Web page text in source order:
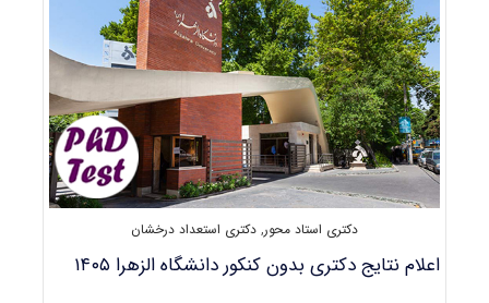
دکتری استاد محور, دکتری استعداد درخشان
اعلام نتایج دکتری بدون کنکور دانشگاه الزهرا ۱۴۰۵